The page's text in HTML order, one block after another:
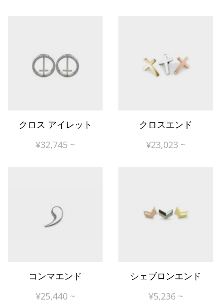
クロス アイレット
¥32,745 ~
クロスエンド
¥23,023 ~
コンマエンド
¥25,440 ~
シェブロンエンド
¥5,236 ~